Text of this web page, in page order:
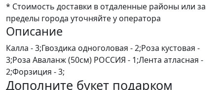
* Стоимость доставки в отдаленные районы или за
пределы города уточняйте у оператора
Описание
Калла - 3;Гвоздика одноголовая - 2;Роза кустовая -
3;Роза Аваланж (50см) РОССИЯ - 1;Лента атласная -
2;Форзиция - 3;
Дополните букет подарком